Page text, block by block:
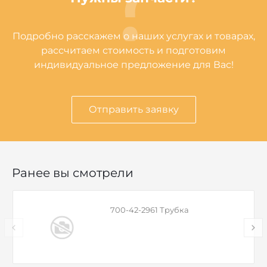
Подробно расскажем о наших услугах и товарах,
рассчитаем стоимость и подготовим
индивидуальное предложение для Вас!
Отправить заявку
Ранее вы смотрели
700-42-2961 Трубка